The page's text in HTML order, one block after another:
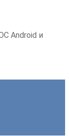
Android и